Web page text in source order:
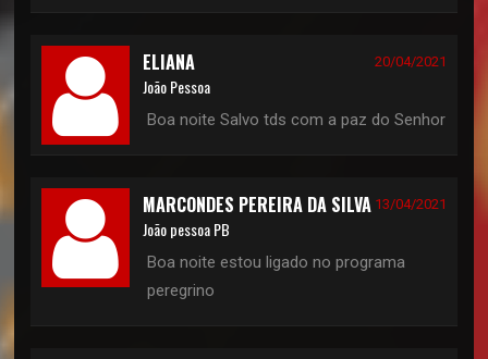
ELIANA 20/04/2021
João Pessoa
Boa noite Salvo tds com a paz do Senhor
MARCONDES PEREIRA DA SILVA 13/04/2021
João pessoa PB
Boa noite estou ligado no programa
peregrino